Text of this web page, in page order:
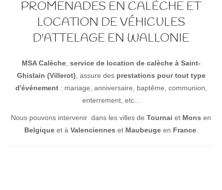
PROMENADES EN CALÈCHE ET
LOCATION DE VÉHICULES
D'ATTELAGE EN WALLONIE
MSA Calèche, service de location de calèche à Saint-
Ghislain (Villerot) , assure des prestations pour tout type
d'événement: mariage, anniversaire, baptême, communion,
enterrement, etc...
Nous pouvons intervenir dans les villes de Tournai et Mons en
Belgiqueet à Valenciennes et Maubeugeen France.